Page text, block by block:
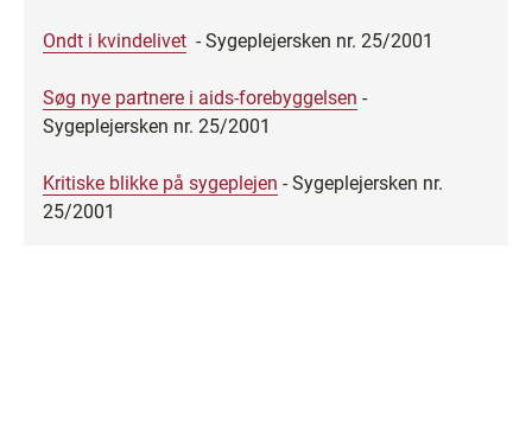
Ondt i kvindelivet - Sygeplejersken nr. 25/2001
Søg nye partnere i aids-forebyggelsen -
Sygeplejersken nr. 25/2001
Kritiske blikke på sygeplejen - Sygeplejersken nr.
25/2001